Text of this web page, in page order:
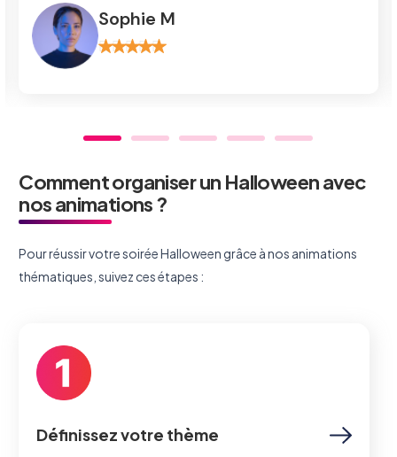
Comment organiser un Halloween avec
nos animations ?
Pour réussir votre soirée Halloween grâce à nos animations
thématiques, suivez ces étapes :
Définissez votre thème